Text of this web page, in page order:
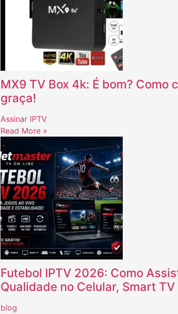
MX9 TV Box 4k: É bom? Como
graça!
Assinar IPTV
Read More »
Futebol IPTV 2026: Como
Qualidade no Celular, Smart TV
blog